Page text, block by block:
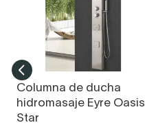
Columna de ducha
hidromasaje Eyre Oasis
Star